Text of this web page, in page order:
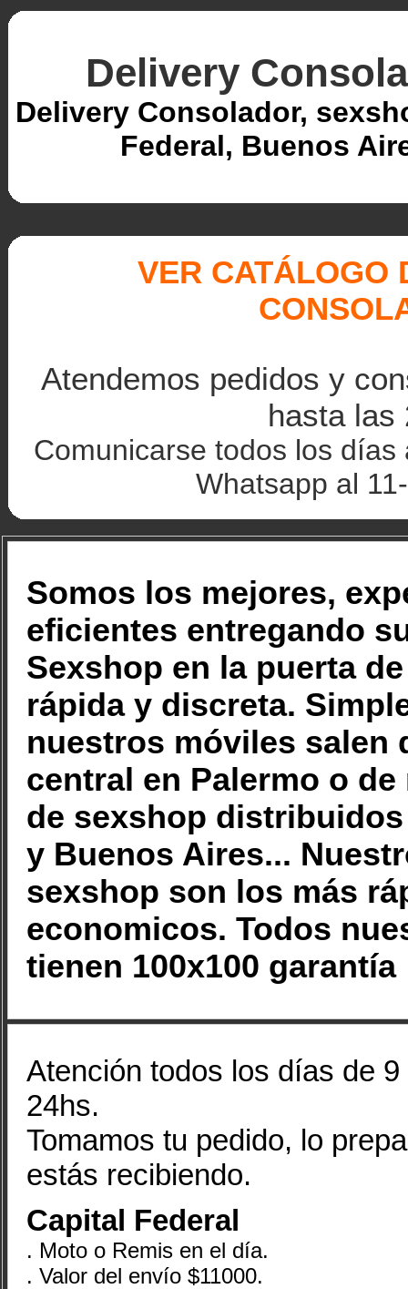
Delivery
Delivery Consolador,
Federal, Buenos
VER CATÁLOGO
Atendemos pedidos y
hasta las
Comunicarse todos los
Whatsapp al
Somos los mejores,
eficientes entregando
Sexshop en la puerta
rápida y discreta.
nuestros móviles salen
central en Palermo o
de sexshop
y Buenos Aires...
sexshop son los más
economicos. Todos
tienen 100x100 garantía
Atención todos los días de
24hs.
Tomamos tu pedido, lo
estás recibiendo.
Capital Federal
. Moto o Remis en el día.
. Valor del envío $11000.